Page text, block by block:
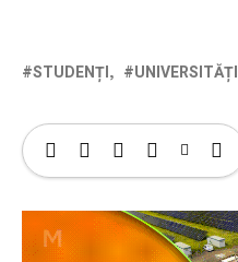
STUDENȚI UNIVERSITĂȚI